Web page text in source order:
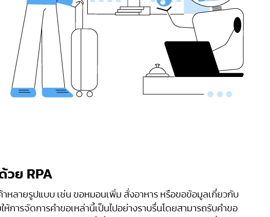
วย RPA
หลายรูปแบบ เช่น ขอหมอนเพิ่ม สั่งอาหาร หรือขอข้อมูลเกี่ยวกับ
ห้การจัดการคำขอเหล่านี้เป็นไปอย่างราบรื่นโดยสามารถรับคำขอ